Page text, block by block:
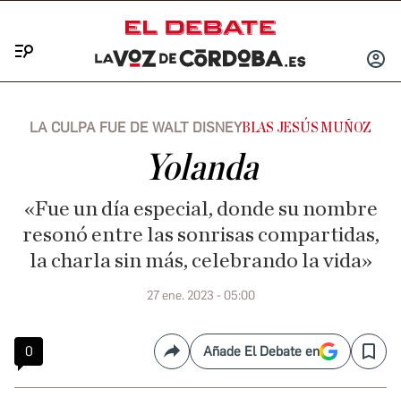
INICIAR
LA CULPA FUE DE WALT DISNEYBLAS JESÚS MUÑOZ
Yolanda
«Fue un día especial, donde su nombre
resonó entre las sonrisas compartidas,
la charla sin más, celebrando la vida»
27 ene. 2023 - 05:00
0 CompartirAñade El Debate en Save